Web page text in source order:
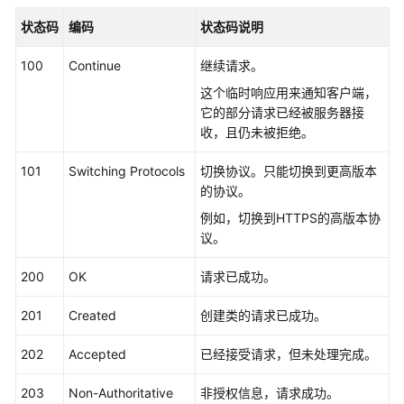
介
参
状态码 编码 状态码说明
100 Continue
继续请求。
这个临时响应用来通知客户端，
它的部分请求已经被服务器接
收，且仍未被拒绝。
101 Switching Protocols
切换协议。只能切换到更高版本
的协议。
例如，切换到HTTPS的高版本协
议。
200 OK 请求已成功。
201 Created 创建类的请求已成功。
202 Accepted 已经接受请求，但未处理完成。
203
Non-Authoritative
非授权信息，请求成功。